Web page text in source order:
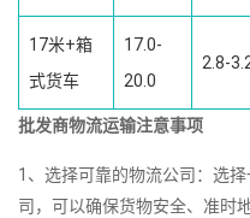
17米+箱
式货车
17.0-
20.0
2.8-
批发商物流运输注意事项
1、选择可靠的物流公司：选
司，可以确保货物安全、准时